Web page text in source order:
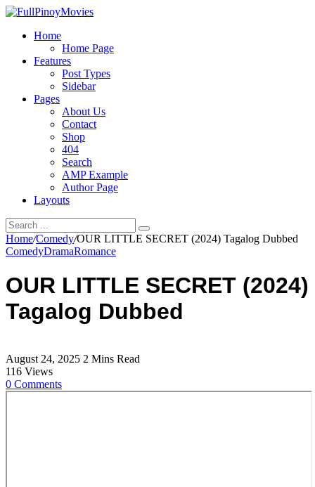
Home
Home Page
Features
Post Types
Sidebar
Pages
About Us
Contact
Shop
404
Search
AMP Example
Author Page
Layouts
Home/Comedy/OUR LITTLE SECRET (2024) Tagalog Dubbed
ComedyDramaRomance
OUR LITTLE SECRET (2024)
Tagalog Dubbed
August 24, 2025 2 Mins Read
116 Views
0 Comments